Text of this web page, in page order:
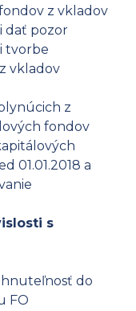
z vkladov
dať pozor
tvorbe
vkladov
z
fondov
01.01.2018 a
s
do
FO